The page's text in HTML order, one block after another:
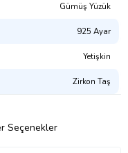
Gümüş Yüzük
925 Ayar
Yetişkin
Zirkon Taş
Seçenekler